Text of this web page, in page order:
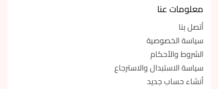
معلومات عنا
أتصل بنا
سياسة الخصوصية
الشروط والأحكام
سياسة الاستبدال والاسترجاع
أنشاء حساب جديد